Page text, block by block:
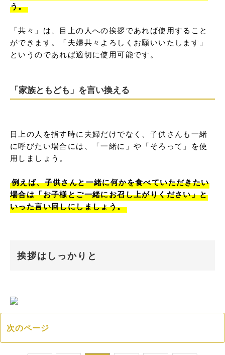
う。
「共々」は、目上の人への挨拶であれば使用すること
ができます。「夫婦共々よろしくお願いいたします」
というのであれば適切に使用可能です。
「家族ともども」を言い換える
目上の人を指す時に夫婦だけでなく、子供さんも一緒
に呼びたい場合には、「一緒に」や「そろって」を使
用しましょう。
例えば、子供さんと一緒に何かを食べていただきたい
場合は「お子様とご一緒にお召し上がりください」と
いった言い回しにしましょう。
挨拶はしっかりと
次のページ